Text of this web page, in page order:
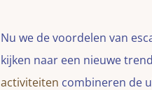
Nu we de voordelen van
kijken naar een nieuwe
activiteiten combineren de